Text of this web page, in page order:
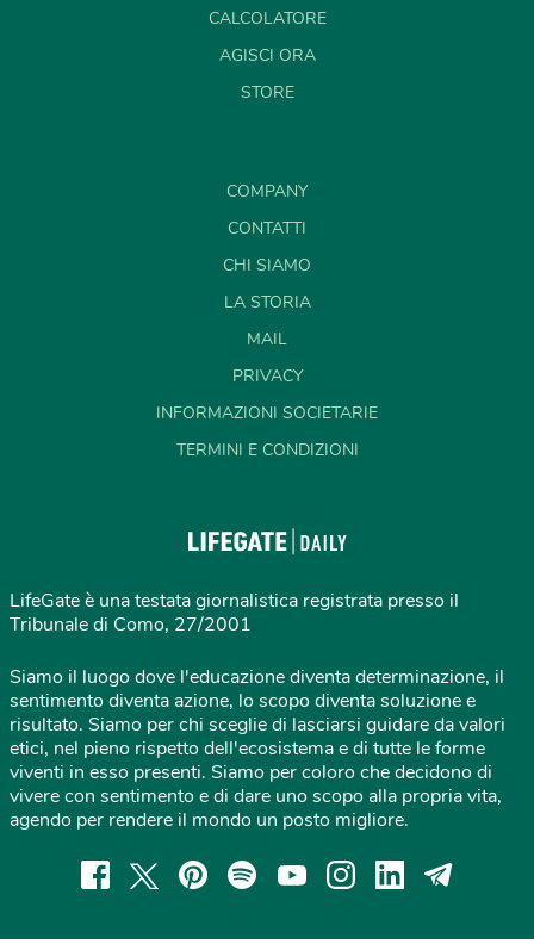
CALCOLATORE
AGISCI ORA
STORE
COMPANY
CONTATTI
CHI SIAMO
LA STORIA
MAIL
PRIVACY
INFORMAZIONI SOCIETARIE
TERMINI E CONDIZIONI
LifeGate è una testata giornalistica registrata presso il
Tribunale di Como, 27/2001
Siamo il luogo dove l'educazione diventa determinazione, il
sentimento diventa azione, lo scopo diventa soluzione e
risultato. Siamo per chi sceglie di lasciarsi guidare da valori
etici, nel pieno rispetto dell'ecosistema e di tutte le forme
viventi in esso presenti. Siamo per coloro che decidono di
vivere con sentimento e di dare uno scopo alla propria vita,
agendo per rendere il mondo un posto migliore.